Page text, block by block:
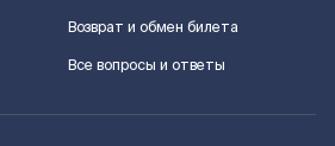
Возврат и обмен билета
Все вопросы и ответы